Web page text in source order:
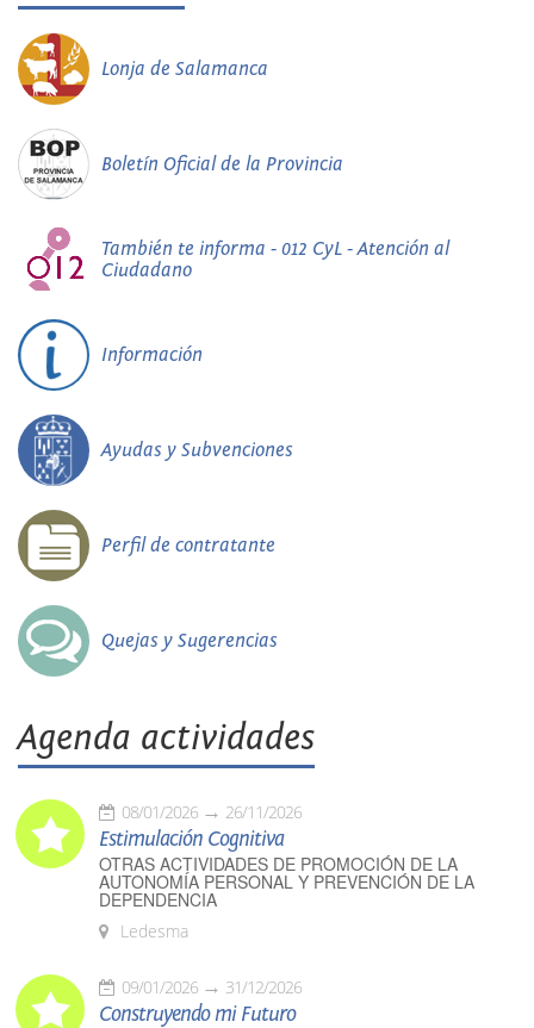
Lonja de Salamanca
Boletín Oficial de la Provincia
También te informa - 012 CyL - Atención al
Ciudadano
Información
Ayudas y Subvenciones
Perfil de contratante
Quejas y Sugerencias
Agenda actividades
08/01/2026 26/11/2026
Estimulación Cognitiva
OTRAS ACTIVIDADES DE PROMOCIÓN DE LA
AUTONOMÍA PERSONAL Y PREVENCIÓN DE LA
DEPENDENCIA
Ledesma
09/01/2026 31/12/2026
Construyendo mi Futuro